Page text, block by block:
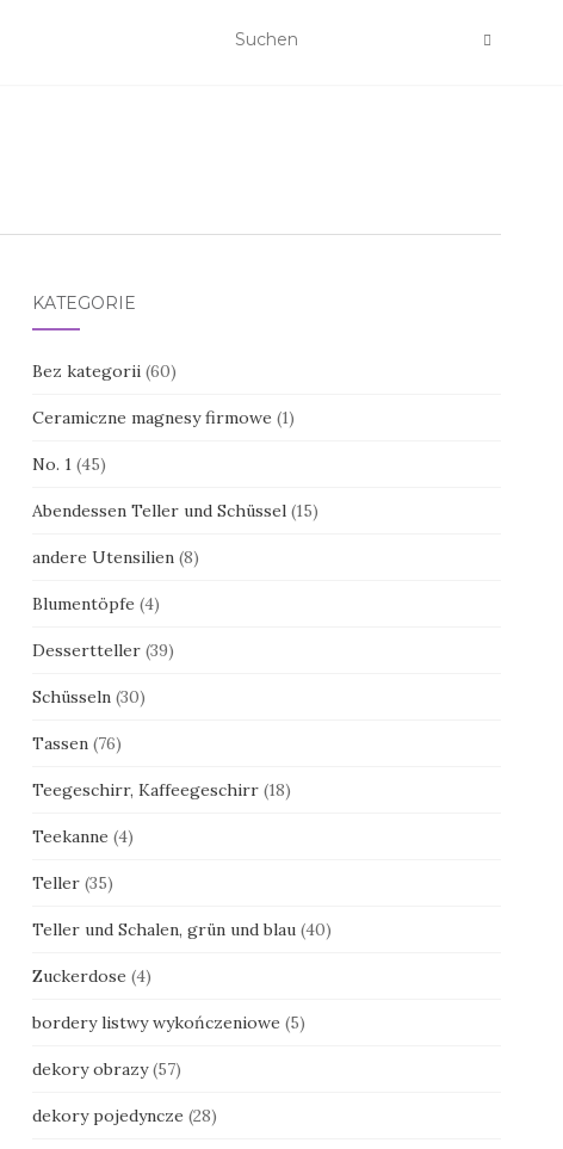
KATEGORIE
Bez kategorii (60)
Ceramiczne magnesy firmowe (1)
No. 1 (45)
Abendessen Teller und Schüssel (15)
andere Utensilien (8)
Blumentöpfe (4)
Dessertteller (39)
Schüsseln (30)
Tassen (76)
Teegeschirr, Kaffeegeschirr (18)
Teekanne (4)
Teller (35)
Teller und Schalen, grün und blau (40)
Zuckerdose (4)
bordery listwy wykończeniowe (5)
dekory obrazy (57)
dekory pojedyncze (28)